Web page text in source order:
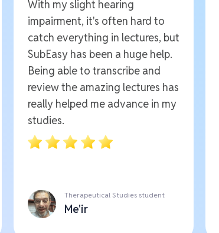
With my slight hearing
impairment, it's often hard to
catch everything in lectures, but
SubEasy has been a huge help.
Being able to transcribe and
review the amazing lectures has
really helped me advance in my
studies.
Therapeutical Studies student
Me'ir